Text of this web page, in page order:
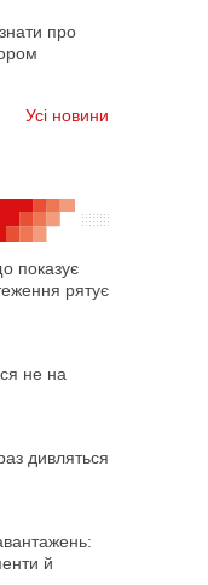
про
Усі новини
показує
рятує
не на
дивляться
й